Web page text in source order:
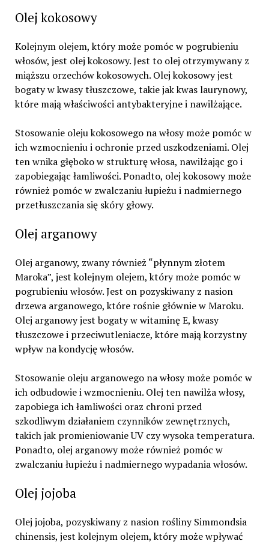
Olej kokosowy
Kolejnym olejem, który może pomóc w pogrubieniu
włosów, jest olej kokosowy. Jest to olej otrzymywany z
miąższu orzechów kokosowych. Olej kokosowy jest
bogaty w kwasy tłuszczowe, takie jak kwas laurynowy,
które mają właściwości antybakteryjne i nawilżające.
Stosowanie oleju kokosowego na włosy może pomóc w
ich wzmocnieniu i ochronie przed uszkodzeniami. Olej
ten wnika głęboko w strukturę włosa, nawilżając go i
zapobiegając łamliwości. Ponadto, olej kokosowy może
również pomóc w zwalczaniu łupieżu i nadmiernego
przetłuszczania się skóry głowy.
Olej arganowy
Olej arganowy, zwany również “płynnym złotem
Maroka”, jest kolejnym olejem, który może pomóc w
pogrubieniu włosów. Jest on pozyskiwany z nasion
drzewa arganowego, które rośnie głównie w Maroku.
Olej arganowy jest bogaty w witaminę E, kwasy
tłuszczowe i przeciwutleniacze, które mają korzystny
wpływ na kondycję włosów.
Stosowanie oleju arganowego na włosy może pomóc w
ich odbudowie i wzmocnieniu. Olej ten nawilża włosy,
zapobiega ich łamliwości oraz chroni przed
szkodliwym działaniem czynników zewnętrznych,
takich jak promieniowanie UV czy wysoka temperatura.
Ponadto, olej arganowy może również pomóc w
zwalczaniu łupieżu i nadmiernego wypadania włosów.
Olej jojoba
Olej jojoba, pozyskiwany z nasion rośliny Simmondsia
chinensis, jest kolejnym olejem, który może wpływać